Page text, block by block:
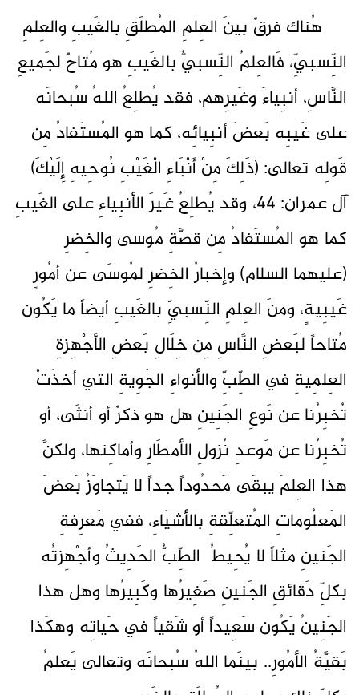
هُناك فرقٌ بينَ العِلمِ المُطلَقِ بالغَيبِ والعِلمِ
النِّسبيِّ، فَالعِلمُ النِّسبيُّ بالغَيبِ هو مُتاحٌ لجَميعِ
النَّاسِ، أنبِياءَ وغَيرِهم، فقد يُطلِعُ اللهُ سُبحانَه
على غَيبِه بَعضَ أنبِيائِه، كما هو المُستَفادُ مِن
قَولِه تعالى: (ذَلِكَ مِنْ أَنْبَاءِ الْغَيْبِ نُوحِيهِ إِلَيْكَ)
آل عمران: 44، وقد يُطلِعُ غَيرَ الأنبِياءِ على الغَيبِ
كما هو المُستَفادُ مِن قصَّةِ مُوسى والخِضرِ
(عليهما السلام) وإخبارُ الخِضرِ لمُوسَى عن أمُورٍ
غَيبِيةٍ، ومنَ العِلمِ النِّسبيِّ بالغَيبِ أيضاً ما يَكُون
مُتاحاً لبَعضِ النَّاسِ مِن خِلَالِ بَعضِ الأجْهِزةِ
العِلمِيةِ في الطِّبِّ والأنواءِ الجَوِيةِ التي أخذَتْ
تُخبِرُنا عن نَوعِ الجَنِينِ هل هو ذكرٌ أو أنثَى، أو
تُخبِرُنا عن مَوعدِ نُزولِ الأمطَارِ وأماكِنها، ولكنَّ
هذا العِلمَ يبقَى مَحدُوداً جداً لا يَتجاوَزُ بَعضَ
المَعلُوماتِ المُتعلِّقةِ بالأشيَاءِ، ففي مَعرِفةِ
الجَنينِ مثلاً لا يُحِيطُ الطِّبُّ الحَدِيثُ وأجْهِزتُه
بكلِّ دَقائقِ الجَنينِ صَغِيرُها وكَبِيرُها وهل هذا
الجَنِينُ يَكُون سَعِيداً أو شَقياً في حَياتِه وهكَذا
بَقيَّةُ الأمُورِ.. بينَما اللهُ سُبحانَه وتعالى يَعلمُ